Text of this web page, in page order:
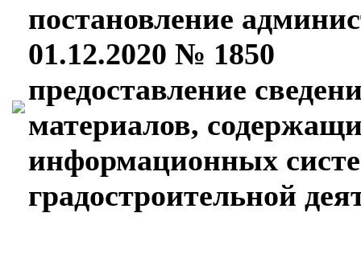
постановление
01.12.2020 № 1850
предоставление
материалов,
информационных
градостроительной